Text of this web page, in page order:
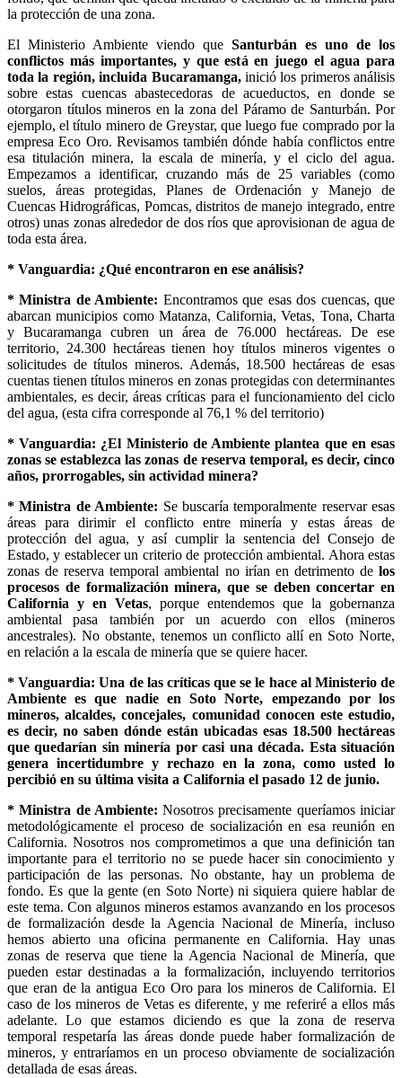
la protección de una zona.
El Ministerio Ambiente viendo que Santurbán es uno de los
conflictos más importantes, y que está en juego el agua para
toda la región, incluida Bucaramanga,inició los primeros análisis
sobre estas cuencas abastecedoras de acueductos, en donde se
otorgaron títulos mineros en la zona del Páramo de Santurbán. Por
ejemplo, el título minero de Greystar, que luego fue comprado por la
empresa Eco Oro. Revisamos también dónde había conflictos entre
esa titulación minera, la escala de minería, y el ciclo del agua.
Empezamos a identificar, cruzando más de 25 variables (como
suelos, áreas protegidas, Planes de Ordenación y Manejo de
Cuencas Hidrográficas, Pomcas, distritos de manejo integrado, entre
otros) unas zonas alrededor de dos ríos que aprovisionan de agua de
toda esta área.
* Vanguardia: ¿Qué encontraron en ese análisis?
* Ministra de Ambiente: Encontramos que esas dos cuencas, que
abarcan municipios como Matanza, California, Vetas, Tona, Charta
y Bucaramanga cubren un área de 76.000 hectáreas. De ese
territorio, 24.300 hectáreas tienen hoy títulos mineros vigentes o
solicitudes de títulos mineros. Además, 18.500 hectáreas de esas
cuentas tienen títulos mineros en zonas protegidas con determinantes
ambientales, es decir, áreas críticas para el funcionamiento del ciclo
del agua, (esta cifra corresponde al 76,1 % del territorio)
* Vanguardia: ¿El Ministerio de Ambiente plantea que en esas
zonas se establezca las zonas de reserva temporal, es decir, cinco
años, prorrogables, sin actividad minera?
* Ministra de Ambiente: Se buscaría temporalmente reservar esas
áreas para dirimir el conflicto entre minería y estas áreas de
protección del agua, y así cumplir la sentencia del Consejo de
Estado, y establecer un criterio de protección ambiental. Ahora estas
zonas de reserva temporal ambiental no irían en detrimento de los
procesos de formalización minera, que se deben concertar en
California y en Vetas, porque entendemos que la gobernanza
ambiental pasa también por un acuerdo con ellos (mineros
ancestrales). No obstante, tenemos un conflicto allí en Soto Norte,
en relación a la escala de minería que se quiere hacer.
* Vanguardia: Una de las críticas que se le hace al Ministerio de
Ambiente es que nadie en Soto Norte, empezando por los
mineros, alcaldes, concejales, comunidad conocen este estudio,
es decir, no saben dónde están ubicadas esas 18.500 hectáreas
que quedarían sin minería por casi una década. Esta situación
genera incertidumbre y rechazo en la zona, como usted lo
percibió en su última visita a California el pasado 12 de junio.
* Ministra de Ambiente: Nosotros precisamente queríamos iniciar
metodológicamente el proceso de socialización en esa reunión en
California. Nosotros nos comprometimos a que una definición tan
importante para el territorio no se puede hacer sin conocimiento y
participación de las personas. No obstante, hay un problema de
fondo. Es que la gente (en Soto Norte) ni siquiera quiere hablar de
este tema. Con algunos mineros estamos avanzando en los procesos
de formalización desde la Agencia Nacional de Minería, incluso
hemos abierto una oficina permanente en California. Hay unas
zonas de reserva que tiene la Agencia Nacional de Minería, que
pueden estar destinadas a la formalización, incluyendo territorios
que eran de la antigua Eco Oro para los mineros de California. El
caso de los mineros de Vetas es diferente, y me referiré a ellos más
adelante. Lo que estamos diciendo es que la zona de reserva
temporal respetaría las áreas donde puede haber formalización de
mineros, y entraríamos en un proceso obviamente de socialización
detallada de esas áreas.